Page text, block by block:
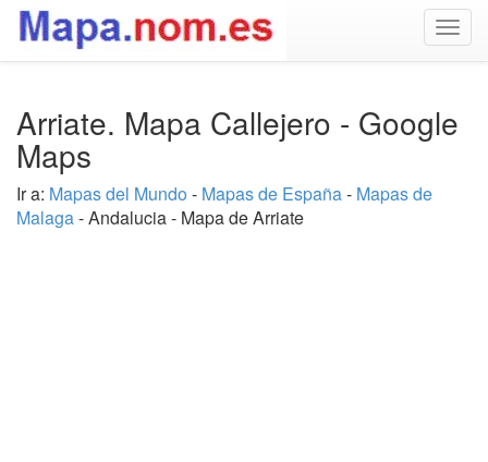
Arriate. Mapa Callejero - Google
Maps
Ir a: Mapas del Mundo - Mapas de España- Mapas de
Malaga- Andalucia - Mapa de Arriate